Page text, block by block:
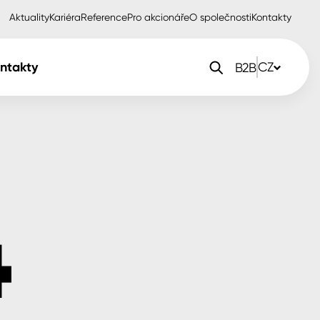
AktualityKariéraReferencePro akcionářeO společnostiKontakty
B2BCZ